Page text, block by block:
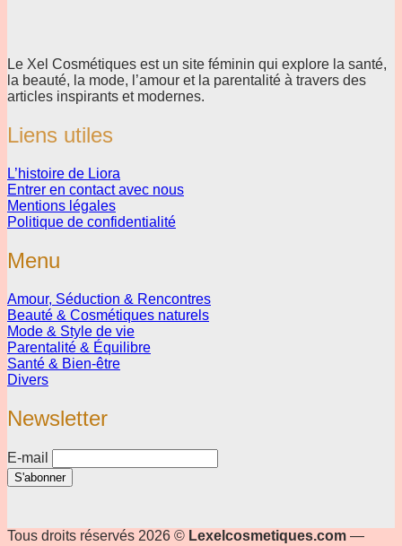
Le Xel Cosmétiques est un site féminin qui explore la santé,
la beauté, la mode, l’amour et la parentalité à travers des
articles inspirants et modernes.
Liens utiles
L’histoire de Liora
Entrer en contact avec nous
Mentions légales
Politique de confidentialité
Menu
Amour, Séduction & Rencontres
Beauté & Cosmétiques naturels
Mode & Style de vie
Parentalité & Équilibre
Santé & Bien-être
Divers
Newsletter
E-mail
Tous droits réservés 2026 © Lexelcosmetiques.com —